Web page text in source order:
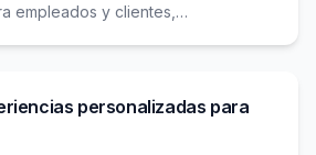
empleados y clientes,
personalizadas para